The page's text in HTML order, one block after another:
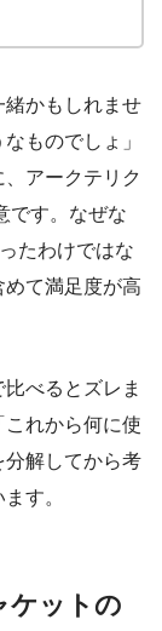
緒かもしれませ
ものでしょ」
アークテリク
です。なぜな
たわけではな
めて満足度が高
べるとズレま
れから何に使
分解してから考
す。
ケットの